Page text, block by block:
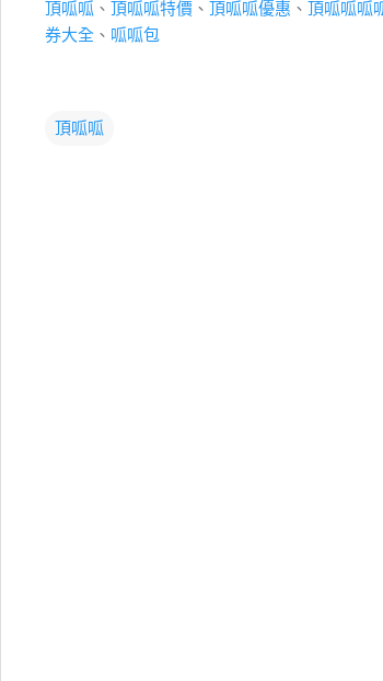
頂呱呱 、 頂呱呱特價 、 頂呱呱優惠 、 頂呱呱呱
券大全 、 呱呱包
頂呱呱